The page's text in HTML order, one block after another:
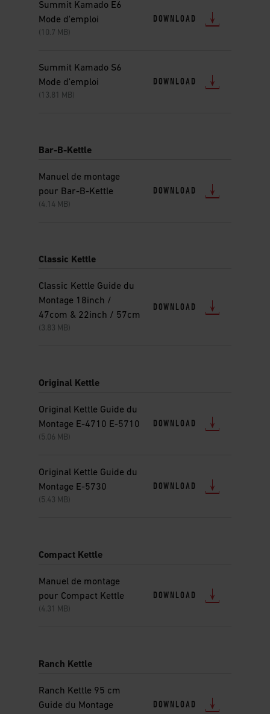
Summit Kamado E6
Mode d'emploi
(10.7 MB)
DOWNLOAD
Summit Kamado S6
Mode d'emploi
(13.81 MB)
DOWNLOAD
Bar-B-Kettle
Manuel de montage
pour Bar-B-Kettle
(4.14 MB)
DOWNLOAD
Classic Kettle
Classic Kettle Guide du
Montage 18inch /
47com & 22inch / 57cm
(3.83 MB)
DOWNLOAD
Original Kettle
Original Kettle Guide du
Montage E-4710 E-5710
(5.06 MB)
DOWNLOAD
Original Kettle Guide du
Montage E-5730
(5.43 MB)
DOWNLOAD
Compact Kettle
Manuel de montage
pour Compact Kettle
(4.31 MB)
DOWNLOAD
Ranch Kettle
Ranch Kettle 95 cm
Guide du Montage
DOWNLOAD